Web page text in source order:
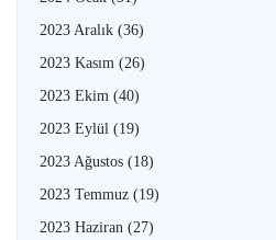
2023 Aralık (36)
2023 Kasım (26)
2023 Ekim (40)
2023 Eylül (19)
2023 Ağustos (18)
2023 Temmuz (19)
2023 Haziran (27)